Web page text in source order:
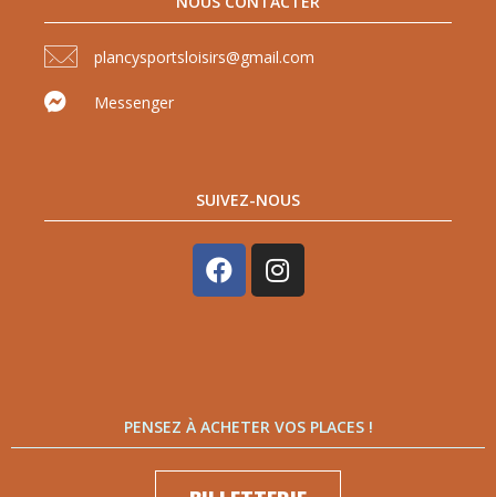
plancysportsloisirs@gmail.com
Messenger
SUIVEZ-NOUS
PENSEZ À ACHETER VOS PLACES !